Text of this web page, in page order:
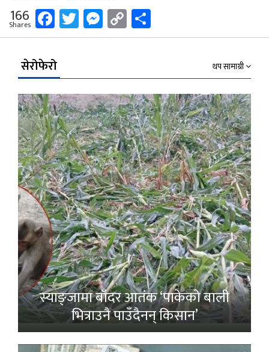
166
Shares Facebook
Twitter
Messenger
Copy
Link
सेरोफेरो थप सामाग्री
स्याङ्जामा बाँदर आतंक ‘पाकेको बाली
भित्राउनै पाउँदैनन् किसान’